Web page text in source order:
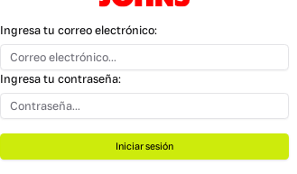
Ingresa tu correo electrónico:
Ingresa tu contraseña:
Iniciar sesión